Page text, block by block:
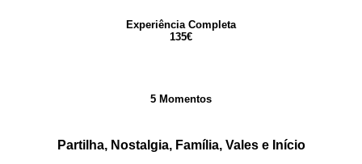
Experiência Completa
135€
5 Momentos
Partilha, Nostalgia, Família, Vales e Início